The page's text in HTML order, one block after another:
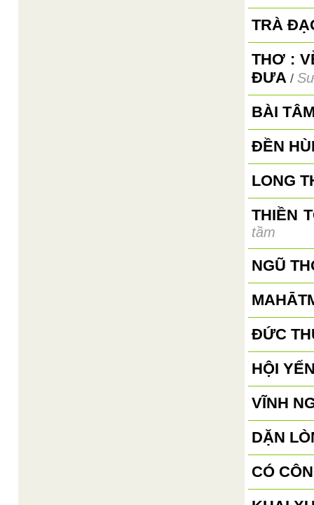
TRÀ
THƠ :
ĐƯA /
BÀI
ĐỀN
LONG
THIỀN
tầm
NGŨ
ĐỨC
HỘI
VĨNH
DẶN
CÓ